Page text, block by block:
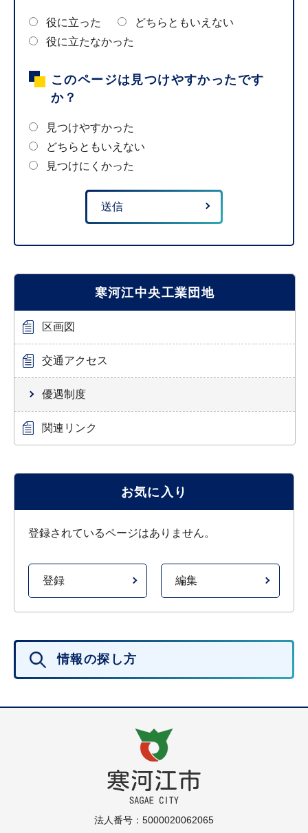
役に立った
どちらともいえない
役に立たなかった
このページは見つけやすかったです
か？
見つけやすかった
どちらともいえない
見つけにくかった
寒河江中央工業団地
区画図
交通アクセス
優遇制度
関連リンク
お気に入り
登録されているページはありません。
登録 編集
情報の探し方
法人番号：5000020062065